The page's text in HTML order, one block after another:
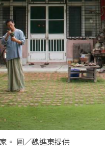
。 圖／魏進東提供